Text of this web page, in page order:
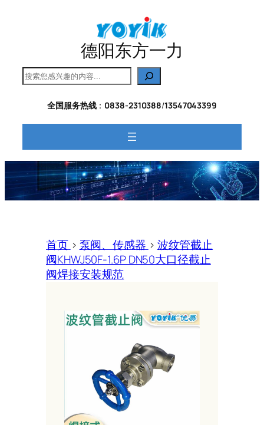
德阳东方一力
搜
索
全国服务热线： 0838-2310388/13547043399
首页 > 泵阀、传感器 > 波纹管截止
阀KHWJ50F-1.6P DN50大口径截止
阀焊接安装规范